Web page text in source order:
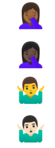
🤦🏾‍♀️
🤦🏿‍♀️
🤷‍♂️
🤷🏻‍♂️